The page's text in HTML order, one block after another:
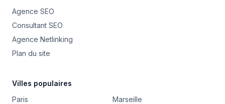
Agence SEO
Consultant SEO
Agence Netlinking
Plan du site
Villes populaires
Paris
Marseille